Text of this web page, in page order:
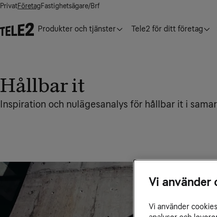
PrivatFöretagFastighetsägare/Brf
Produkter och tjänster Tele2 för ditt företag
Hållbar it
Inspiration och nulägesanalys för hållbar it i
Vi använder
Vi använder